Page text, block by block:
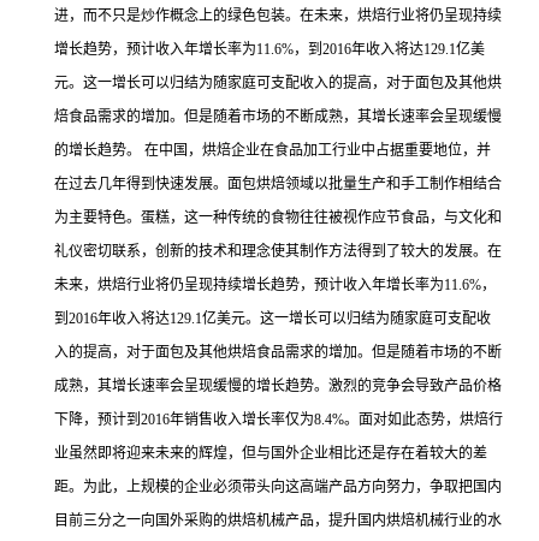
进，而不只是炒作概念上的绿色包装。在未来，烘焙行业将仍呈现持续
增长趋势，预计收入年增长率为11.6%，到2016年收入将达129.1亿美
元。这一增长可以归结为随家庭可支配收入的提高，对于面包及其他烘
焙食品需求的增加。但是随着市场的不断成熟，其增长速率会呈现缓慢
的增长趋势。 在中国，烘焙企业在食品加工行业中占据重要地位，并
在过去几年得到快速发展。面包烘焙领域以批量生产和手工制作相结合
为主要特色。蛋糕，这一种传统的食物往往被视作应节食品，与文化和
礼仪密切联系，创新的技术和理念使其制作方法得到了较大的发展。在
未来，烘焙行业将仍呈现持续增长趋势，预计收入年增长率为11.6%，
到2016年收入将达129.1亿美元。这一增长可以归结为随家庭可支配收
入的提高，对于面包及其他烘焙食品需求的增加。但是随着市场的不断
成熟，其增长速率会呈现缓慢的增长趋势。激烈的竞争会导致产品价格
下降，预计到2016年销售收入增长率仅为8.4%。面对如此态势，烘焙行
业虽然即将迎来未来的辉煌，但与国外企业相比还是存在着较大的差
距。为此，上规模的企业必须带头向这高端产品方向努力，争取把国内
目前三分之一向国外采购的烘焙机械产品，提升国内烘焙机械行业的水